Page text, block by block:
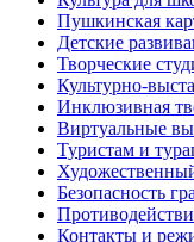
Пушкинская
Детские
Творческие
Культурно-
Инклюзивная
Виртуальные
Туристам и
Безопасность
Контакты и